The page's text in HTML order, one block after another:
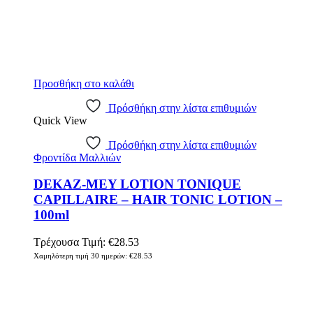
Προσθήκη στο καλάθι
Πρόσθήκη στην λίστα επιθυμιών
Quick View
Πρόσθήκη στην λίστα επιθυμιών
Φροντίδα Μαλλιών
DEKAZ-MEY LOTION TONIQUE
CAPILLAIRE – HAIR TONIC LOTION –
100ml
Τρέχουσα Τιμή: €28.53
Χαμηλότερη τιμή 30 ημερών: €28.53